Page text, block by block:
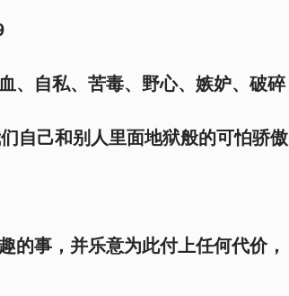
自私、苦毒、野心、嫉妒、破碎
自己和别人里面地狱般的可怕骄傲
的事，并乐意为此付上任何代价，